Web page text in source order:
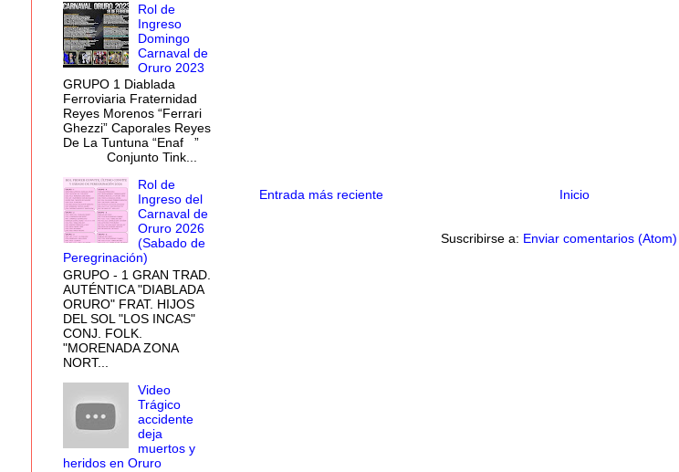
Entrada más reciente Inicio
Suscribirse a: Enviar comentarios (Atom)
Rol de
Ingreso
Domingo
Carnaval de
Oruro 2023
GRUPO 1 Diablada
Ferroviaria Fraternidad
Reyes Morenos “Ferrari
Ghezzi” Caporales Reyes
De La Tuntuna “Enaf ”
Conjunto Tink...
Rol de
Ingreso del
Carnaval de
Oruro 2026
(Sabado de
Peregrinación)
GRUPO - 1 GRAN TRAD.
AUTÉNTICA "DIABLADA
ORURO" FRAT. HIJOS
DEL SOL "LOS INCAS"
CONJ. FOLK.
"MORENADA ZONA
NORT...
Video
Trágico
accidente
deja
muertos y
heridos en Oruro